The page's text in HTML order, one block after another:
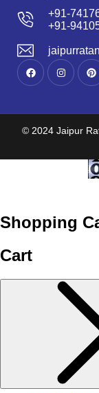
+91-
+91-
© 2024 Jaipur
Shopping
Cart